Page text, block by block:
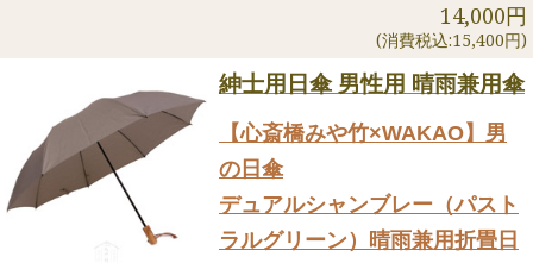
14,000円
(消費税込:15,400円)
紳士用日傘 男性用 晴雨兼用傘
【心斎橋みや竹×WAKAO】男
の日傘
デュアルシャンブレー（パスト
ラルグリーン）晴雨兼用折畳日